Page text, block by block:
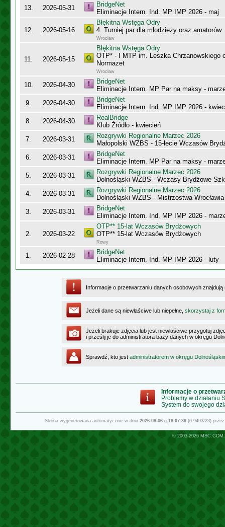
13.
2026-05-31
BridgeNet
Eliminacje Intern. Ind. MP IMP 2026 - maj
12. 2026-05-16
Błękitna Wstęga Odry
4. Turniej par dla młodzieży oraz amatorów
Wrocław
11. 2026-05-15
Błękitna Wstęga Odry
OTP* - I MTP im. Leszka Chrzanowskiego
Normazet
Wrocław
10. 2026-04-30
BridgeNet
Eliminacje Intern. MP Par na maksy -
9.
2026-04-30
BridgeNet
Eliminacje Intern. Ind. MP IMP 2026 -
8.
2026-04-30
RealBridge
Klub Źródło - kwiecień
7.
2026-03-31
Rozgrywki Regionalne Marzec 2026
Małopolski WZBS - 15-lecie Wczasów
6.
2026-03-31
BridgeNet
Eliminacje Intern. MP Par na maksy -
5.
2026-03-31
Rozgrywki Regionalne Marzec 2026
Dolnośląski WZBS - Wczasy Brydżowe
4.
2026-03-31
Rozgrywki Regionalne Marzec 2026
Dolnośląski WZBS - Mistrzostwa
3.
2026-03-31
BridgeNet
Eliminacje Intern. Ind. MP IMP 2026 -
2. 2026-03-22
OTP** 15-lat Wczasów Brydżowych
OTP** 15-lat Wczasów Brydżowych
Rowy
1. 2026-02-28
BridgeNet
Eliminacje Intern. Ind. MP IMP 2026 - luty
Informacje o przetwarzaniu danych osobowych
Jeżeli dane są niewłaściwe lub niepełne, skorzystaj z
Jeżeli brakuje zdjęcia lub jest niewłaściwe przygotuj
i prześlij je do administratora bazy danych w okręgu
Sprawdź, kto jest administratorem w okręgu
Informacje o
Problemy w działaniu
System do swojego
Strona wygenerowana automatycznie w dniu 2026-08-06g.18:07:39(0.9493/23)
© 2003-2026